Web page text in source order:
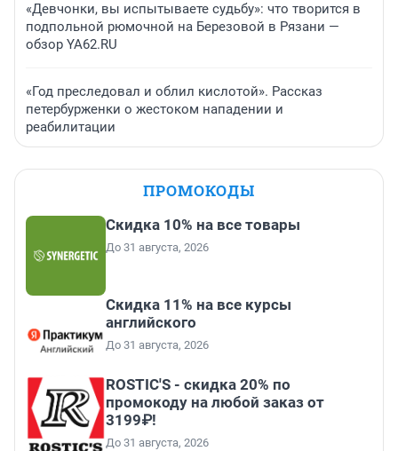
«Девчонки, вы испытываете судьбу»: что творится в
подпольной рюмочной на Березовой в Рязани —
обзор YA62.RU
«Год преследовал и облил кислотой». Рассказ
петербурженки о жестоком нападении и
реабилитации
ПРОМОКОДЫ
Скидка 10% на все товары
До 31 августа, 2026
Скидка 11% на все курсы
английского
До 31 августа, 2026
ROSTIC'S - скидка 20% по
промокоду на любой заказ от
3199₽!
До 31 августа, 2026